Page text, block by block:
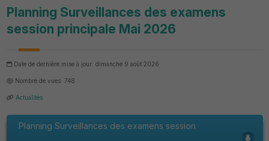
Planning Surveillances des examens
session principale Mai 2026
Date de dernière mise à jour: dimanche 9 août 2026
Nombre de vues: 748
Actualités
Planning Surveillances des examens session